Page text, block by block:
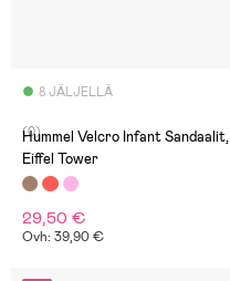
8 JÄLJELLÄ
(0)
Hummel Velcro Infant Sandaalit,
Eiffel Tower
29,50 €
Ovh: 39,90 €